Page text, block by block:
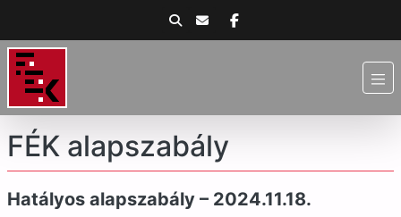
FÉK alapszabály
Hatályos alapszabály – 2024.11.18.